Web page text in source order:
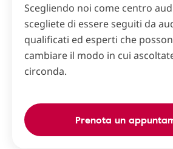
Scegliendo noi come centro
scegliete di essere seguiti da
qualificati ed esperti che
cambiare il modo in cui
circonda.
Prenota un